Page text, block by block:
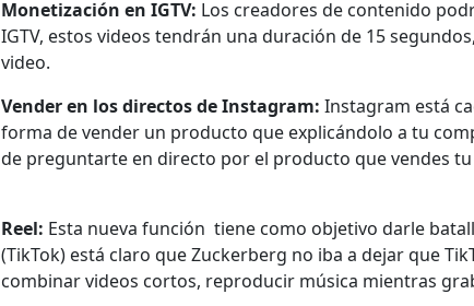
Monetización en IGTV: Los creadores de contenido
IGTV, estos videos tendrán una duración de 15
video.
Vender en los directos de Instagram: Instagram está
forma de vender un producto que explicándolo a tu
de preguntarte en directo por el producto que vendes
Reel: Esta nueva función tiene como objetivo darle
(TikTok) está claro queZuckerberg no iba a dejar que
combinar videos cortos, reproducir música mientras